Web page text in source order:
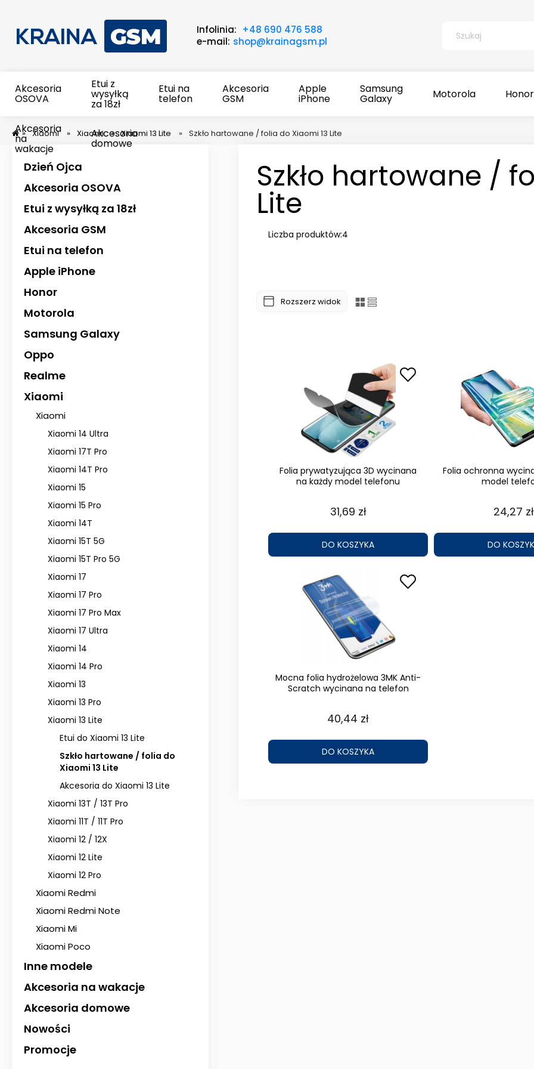
Infolinia: +48 690 476 588
e-mail: shop@krainagsm.pl
Akcesoria
OSOVA
Etui z
wysyłką
za 18zł
Etui na
telefon
Akcesoria
GSM
Apple
iPhone
Samsung
Galaxy Motorola Honor
Akcesoria
na
wakacje
Akcesoria
domowe
» Xiaomi » Xiaomi » Xiaomi 13 Lite » Szkło hartowane / folia do Xiaomi 13 Lite
Dzień Ojca
Akcesoria OSOVA
Etui z wysyłką za 18zł
Akcesoria GSM
Etui na telefon
Apple iPhone
Honor
Motorola
Samsung Galaxy
Oppo
Realme
Xiaomi
Xiaomi
Xiaomi 14 Ultra
Xiaomi 17T Pro
Xiaomi 14T Pro
Xiaomi 15
Xiaomi 15 Pro
Xiaomi 14T
Xiaomi 15T 5G
Xiaomi 15T Pro 5G
Xiaomi 17
Xiaomi 17 Pro
Xiaomi 17 Pro Max
Xiaomi 17 Ultra
Xiaomi 14
Xiaomi 14 Pro
Xiaomi 13
Xiaomi 13 Pro
Xiaomi 13 Lite
Etui do Xiaomi 13 Lite
Szkło hartowane / folia do
Xiaomi 13 Lite
Akcesoria do Xiaomi 13 Lite
Xiaomi 13T / 13T Pro
Xiaomi 11T / 11T Pro
Xiaomi 12 / 12X
Xiaomi 12 Lite
Xiaomi 12 Pro
Xiaomi Redmi
Xiaomi Redmi Note
Xiaomi Mi
Xiaomi Poco
Inne modele
Akcesoria na wakacje
Akcesoria domowe
Nowości
Promocje
Szkło hartowane /
Lite
Liczba produktów:4
Rozszerz widok
Folia prywatyzująca 3D wycinana
na każdy model telefonu
31,69 zł
DO KOSZYKA
Folia ochronna
model
24,27 zł
DO
Mocna folia hydrożelowa 3MK Anti-
Scratch wycinana na telefon
40,44 zł
DO KOSZYKA